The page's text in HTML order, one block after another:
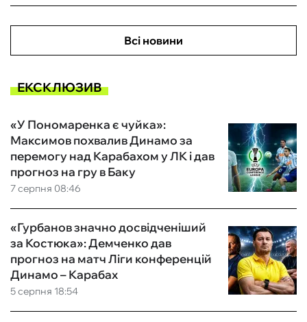
Всі новини
ЕКСКЛЮЗИВ
7 серпня 08:46
«У Пономаренка є чуйка»:
Максимов похвалив Динамо за
перемогу над Карабахом у ЛК і дав
прогноз на гру в Баку
5 серпня 18:54
«Гурбанов значно досвідченіший
за Костюка»: Демченко дав
прогноз на матч Ліги конференцій
Динамо – Карабах